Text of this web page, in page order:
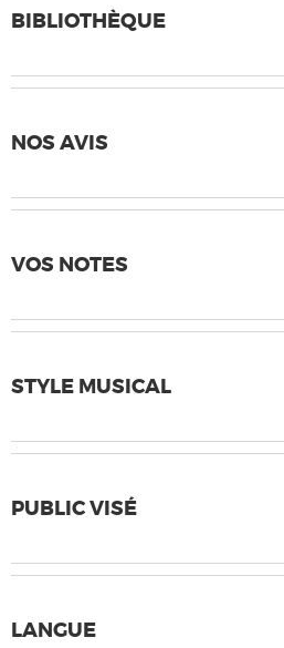
BIBLIOTHÈQUE
NOS AVIS
VOS NOTES
STYLE MUSICAL
PUBLIC VISÉ
LANGUE